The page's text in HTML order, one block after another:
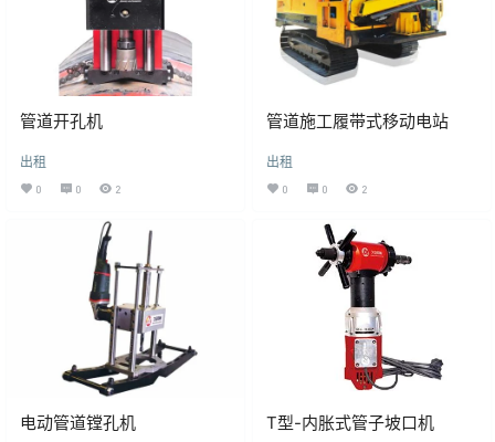
管道开孔机
出租
0 0 2
管道施工履带式移动电站
出租
0 0 2
电动管道镗孔机 T型-内胀式管子坡口机